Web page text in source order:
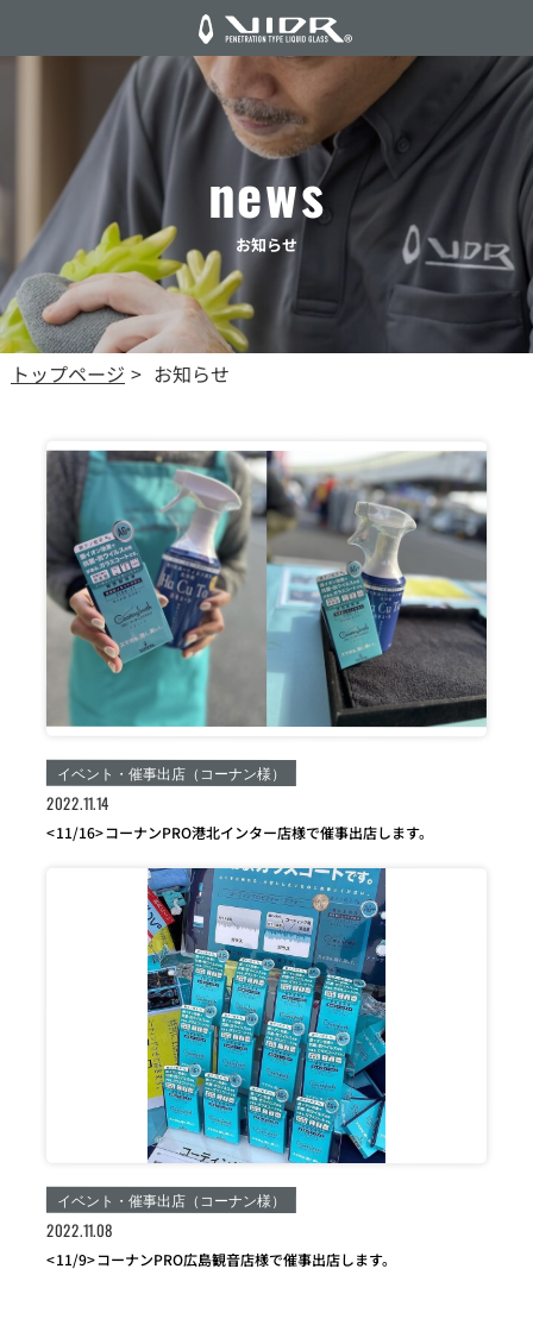
news
お知らせ
トップページ > お知らせ
イベント・催事出店（コーナン様）
2022.11.14
<11/16>コーナンPRO港北インター店様で催事出店します。
イベント・催事出店（コーナン様）
2022.11.08
<11/9>コーナンPRO広島観音店様で催事出店します。